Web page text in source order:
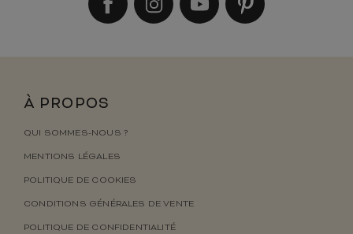
À PROPOS
QUI SOMMES-NOUS ?
MENTIONS LÉGALES
POLITIQUE DE COOKIES
CONDITIONS GÉNÉRALES DE VENTE
POLITIQUE DE CONFIDENTIALITÉ